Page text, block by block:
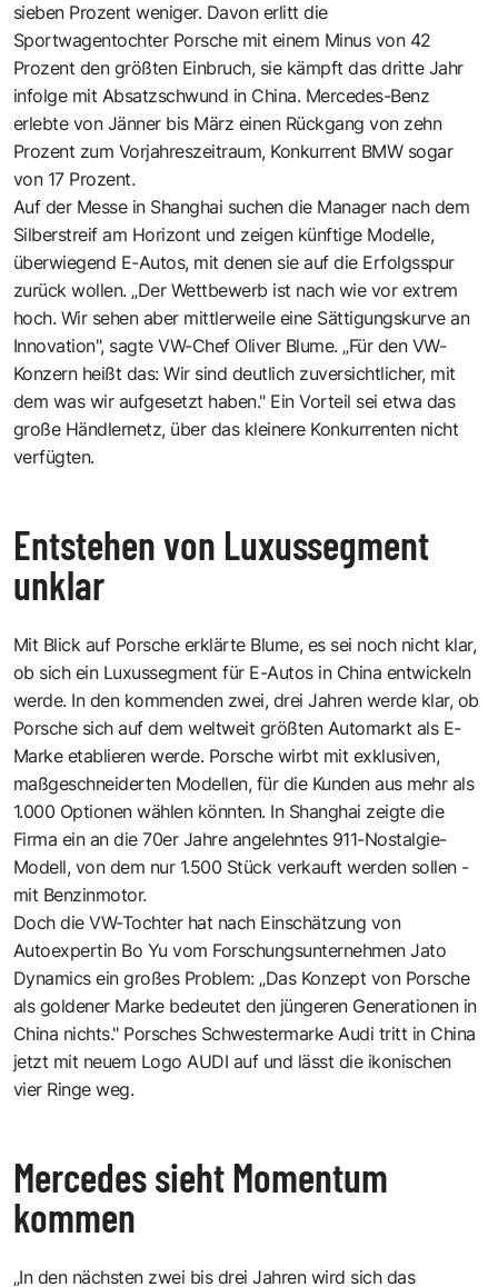
sieben Prozent weniger. Davon erlitt die
Sportwagentochter Porsche mit einem Minus von 42
Prozent den größten Einbruch, sie kämpft das dritte Jahr
infolge mit Absatzschwund in China. Mercedes-Benz
erlebte von Jänner bis März einen Rückgang von zehn
Prozent zum Vorjahreszeitraum, Konkurrent BMW sogar
von 17 Prozent.
Auf der Messe in Shanghai suchen die Manager nach dem
Silberstreif am Horizont und zeigen künftige Modelle,
überwiegend E-Autos, mit denen sie auf die Erfolgsspur
zurück wollen. „Der Wettbewerb ist nach wie vor extrem
hoch. Wir sehen aber mittlerweile eine Sättigungskurve an
Innovation", sagte VW-Chef Oliver Blume. „Für den VW-
Konzern heißt das: Wir sind deutlich zuversichtlicher, mit
dem was wir aufgesetzt haben." Ein Vorteil sei etwa das
große Händlernetz, über das kleinere Konkurrenten nicht
verfügten.
Entstehen von Luxussegment
unklar
Mit Blick auf Porsche erklärte Blume, es sei noch nicht klar,
ob sich ein Luxussegment für E-Autos in China entwickeln
werde. In den kommenden zwei, drei Jahren werde klar, ob
Porsche sich auf dem weltweit größten Automarkt als E-
Marke etablieren werde. Porsche wirbt mit exklusiven,
maßgeschneiderten Modellen, für die Kunden aus mehr als
1.000 Optionen wählen könnten. In Shanghai zeigte die
Firma ein an die 70er Jahre angelehntes 911-Nostalgie-
Modell, von dem nur 1.500 Stück verkauft werden sollen -
mit Benzinmotor.
Doch die VW-Tochter hat nach Einschätzung von
Autoexpertin Bo Yu vom Forschungsunternehmen Jato
Dynamics ein großes Problem: „Das Konzept von Porsche
als goldener Marke bedeutet den jüngeren Generationen in
China nichts." Porsches Schwestermarke Audi tritt in China
jetzt mit neuem Logo AUDI auf und lässt die ikonischen
vier Ringe weg.
Mercedes sieht Momentum
kommen
„In den nächsten zwei bis drei Jahren wird sich das